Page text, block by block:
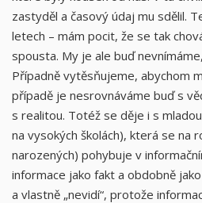
zastyděl a časový údaj mu sdělil.
letech – mám pocit, že se tak
spousta. My je ale buď
Případně vytěsňujeme, abychom
případě je nesrovnáváme buď s
s realitou. Totéž se děje i s
na vysokých školách), která se na
narozených) pohybuje v
informace jako fakt a obdobně
a vlastně „nevidí“, protože